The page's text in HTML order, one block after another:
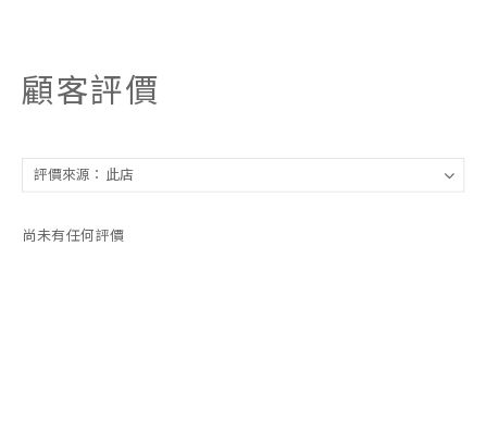
顧客評價
尚未有任何評價